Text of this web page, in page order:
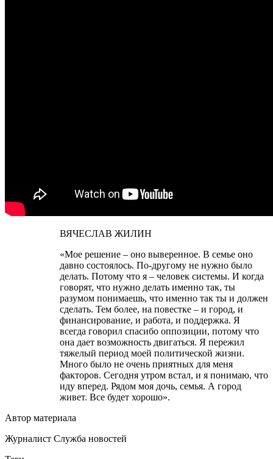
ВЯЧЕСЛАВ ЖИЛИН
«Мое решение – оно выверенное. В семье оно
давно состоялось. По-другому не нужно было
делать. Потому что я – человек системы. И когда
говорят, что нужно делать именно так, ты
разумом понимаешь, что именно так ты и должен
сделать. Тем более, на повестке – и город, и
финансирование, и работа, и поддержка. Я
всегда говорил спасибо оппозиции, потому что
она дает возможность двигаться. Я пережил
тяжелый период моей политической жизни.
Много было не очень приятных для меня
факторов. Сегодня утром встал, и я понимаю, что
иду вперед. Рядом моя дочь, семья. А город
живет. Все будет хорошо».
Автор материала
Журналист Служба новостей